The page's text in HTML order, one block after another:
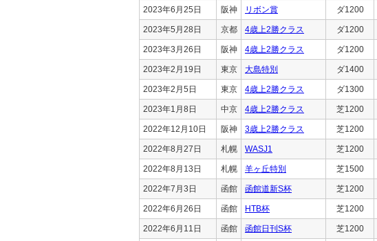
2023年6月25日 阪神 リボン賞 ダ1200
2023年5月28日 京都 4歳上2勝クラス ダ1200
2023年3月26日 阪神 4歳上2勝クラス ダ1200
2023年2月19日 東京 大島特別 ダ1400
2023年2月5日 東京 4歳上2勝クラス ダ1300
2023年1月8日 中京 4歳上2勝クラス 芝1200
2022年12月10日 阪神 3歳上2勝クラス 芝1200
2022年8月27日 札幌 WASJ1 芝1200
2022年8月13日 札幌 羊ヶ丘特別 芝1500
2022年7月3日 函館 函館道新S杯 芝1200
2022年6月26日 函館 HTB杯 芝1200
2022年6月11日 函館 函館日刊S杯 芝1200